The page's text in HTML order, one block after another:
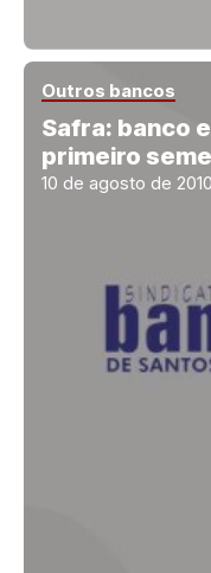
Outros bancos
Safra: banco
primeiro
10 de agosto de 2010